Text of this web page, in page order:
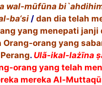
wal-mūfūna
ba‘si /dan dia telah
yang menepati
orang yang
. Ulã-ikal-lażīnaṣ
orang yang telah
mereka Al-